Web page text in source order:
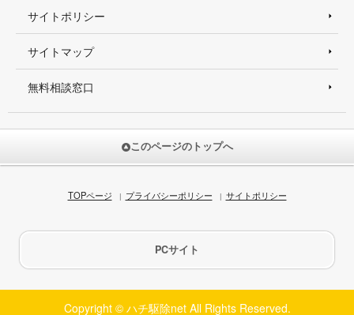
サイトポリシー
サイトマップ
無料相談窓口
このページのトップへ
TOPページ プライバシーポリシー サイトポリシー
PCサイト
Copyright © ハチ駆除net All Rights Reserved.